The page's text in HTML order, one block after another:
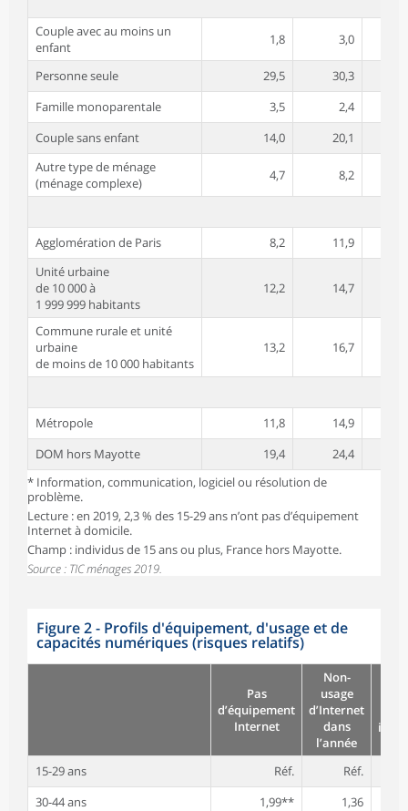
Couple avec au moins un
enfant
1,8 3,0
Personne seule 29,5
30,3
Famille monoparentale
3,5
2,4
Couple sans enfant
14,0
20,1
Autre type de ménage
(ménage complexe)
4,7 8,2
Agglomération de Paris 8,2
11,9
Unité urbaine
de 10 000 à
1 999 999 habitants
12,2 14,7
Commune rurale et unité
urbaine
de moins de 10 000 habitants
13,2 16,7
Métropole 11,8
14,9
DOM hors Mayotte
19,4
24,4
* Information, communication, logiciel ou résolution de
problème.
Lecture : en 2019, 2,3 % des 15-29 ans n’ont pas d’équipement
Internet à domicile.
Champ : individus de 15 ans ou plus, France hors Mayotte.
Source : TIC ménages 2019.
Figure 2 - Profils d'équipement, d'usage et de
capacités numériques (risques relatifs)
Pas
d’équipement
Internet
Non-
usage
d’Internet
dans
l’année
15-29 ans Réf.
Réf.
30-44 ans
1,99** 1,36